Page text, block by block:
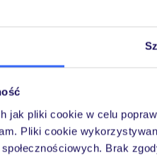
jak pliki cookie w celu
Pliki cookie
Brak